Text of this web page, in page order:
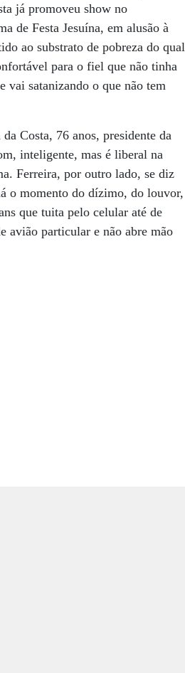
já promoveu show no
de Festa Jesuína, em alusão à
ao substrato de pobreza do qual
para o fiel que não tinha
vai satanizando o que não tem
Costa, 76 anos, presidente da
inteligente, mas é liberal na
Ferreira, por outro lado, se diz
o momento do dízimo, do louvor,
que tuita pelo celular até de
avião particular e não abre mão